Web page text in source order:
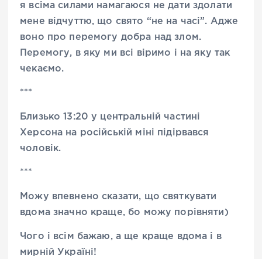
я всіма силами намагаюся не дати здолати
мене відчуттю, що свято “не на часі”. Адже
воно про перемогу добра над злом.
Перемогу, в яку ми всі віримо і на яку так
чекаємо.
***
Близько 13:20 у центральній частині
Херсона на російській міні підірвався
чоловік.
***
Можу впевнено сказати, що святкувати
вдома значно краще, бо можу порівняти)
Чого і всім бажаю, а ще краще вдома і в
мирній Україні!